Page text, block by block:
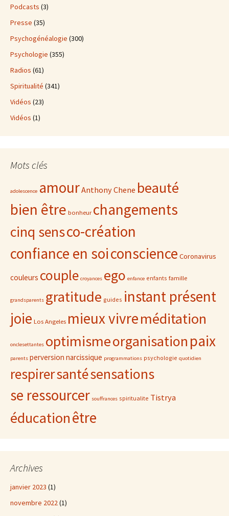
Podcasts (3)
Presse (35)
Psychogénéalogie (300)
Psychologie (355)
Radios (61)
Spiritualité (341)
Vidéos (23)
Vidéos (1)
Mots clés
adolescence amourAnthony Chene beauté
bien être bonheur changements
cinq sensco-création
confiance en soiconscience Coronavirus
couleurs couple croyances ego enfance enfants famille
grandsparents gratitude guides instant présent
joie Los Angeles mieux vivreméditation
onclesettantes optimismeorganisationpaix
parents perversion narcissique programmations psychologie quotidien
respirersantésensations
se ressourcer souffrances spiritualite Tistrya
éducationêtre
Archives
janvier 2023 (1)
novembre 2022(1)